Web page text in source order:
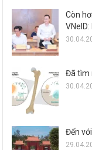
Còn
Đã tìm
Đến